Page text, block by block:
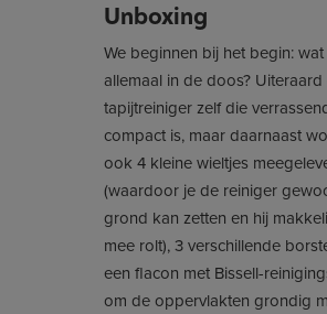
Unboxing
We beginnen bij het begin:
allemaal in de doos?
tapijtreiniger zelf die
compact is, maar daarnaast
ook 4 kleine wieltjes
(waardoor je de reiniger
grond kan zetten en hij
mee rolt), 3 verschillende
een flacon met Bissell-
om de oppervlakten grondig